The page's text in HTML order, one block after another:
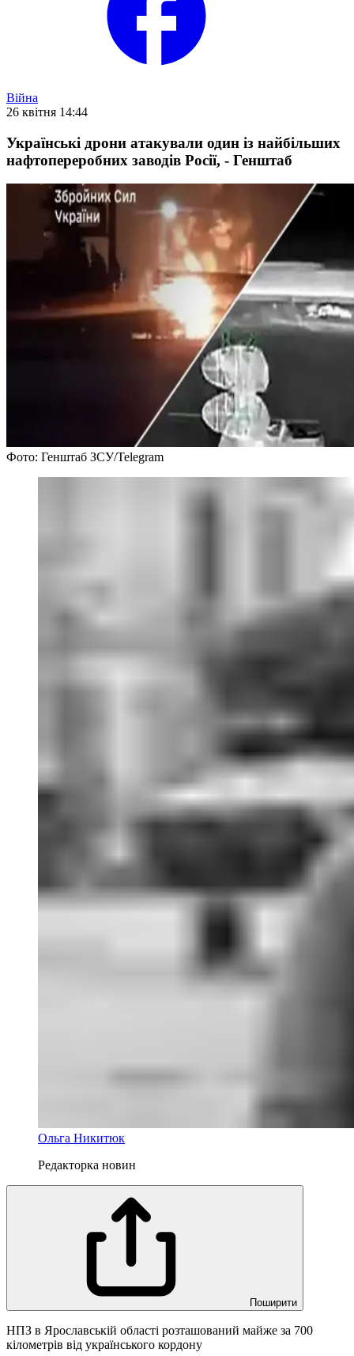
Війна
26 квітня 14:44
Українські дрони атакували один із найбільших
нафтопереробних заводів Росії, - Генштаб
Фото: Генштаб ЗСУ/Telegram
Ольга Никитюк
Редакторка новин
Поширити
НПЗ в Ярославській області розташований майже за 700
кілометрів від українського кордону